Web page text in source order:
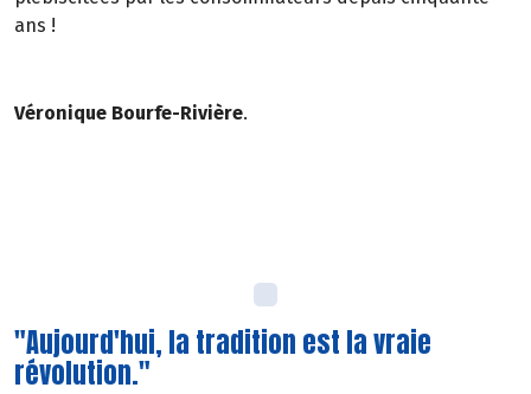
ans !
Véronique Bourfe-Rivière.
"Aujourd'hui, la tradition est la vraie
révolution."